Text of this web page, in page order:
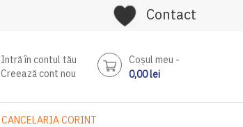
Contact
Intră în contul tău
Creează cont nou
Coşul meu
0,00 lei
CANCELARIA CORINT